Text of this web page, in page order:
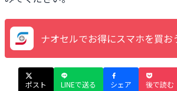
ナオセルでお得にスマホを買お
ポスト LINEで送る シェア 後で読む